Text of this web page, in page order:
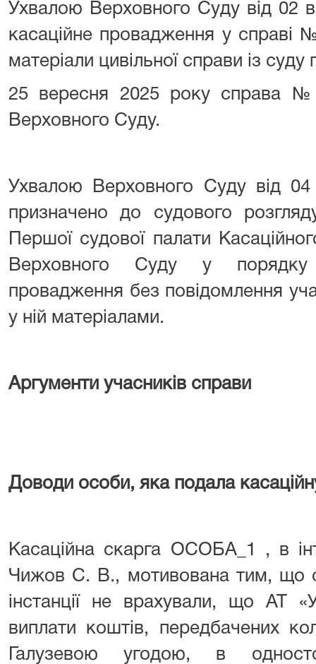
Ухвалою Верховного Суду від 02
касаційне провадження у справі
матеріали цивільної справи із суду
25 вересня 2025 року справа
Верховного Суду.
Ухвалою Верховного Суду від
призначено до судового
Першої судової палати
Верховного Суду у порядку
провадження без повідомлення
у ній матеріалами.
Аргументи учасників справи
Доводи особи, яка подала
Касаційна скарга ОСОБА_1 , в
Чижов С. В., мотивована тим, що
інстанції не врахували, що АТ
виплати коштів, передбачених
Галузевою угодою, в